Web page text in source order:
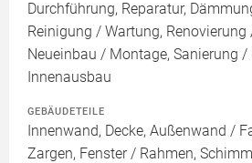
Durchführung, Reparatur,
Reinigung / Wartung,
Neueinbau / Montage, Sanierung /
Innenausbau
GEBÄUDETEILE
Innenwand, Decke, Außenwand /
Zargen, Fenster / Rahmen,